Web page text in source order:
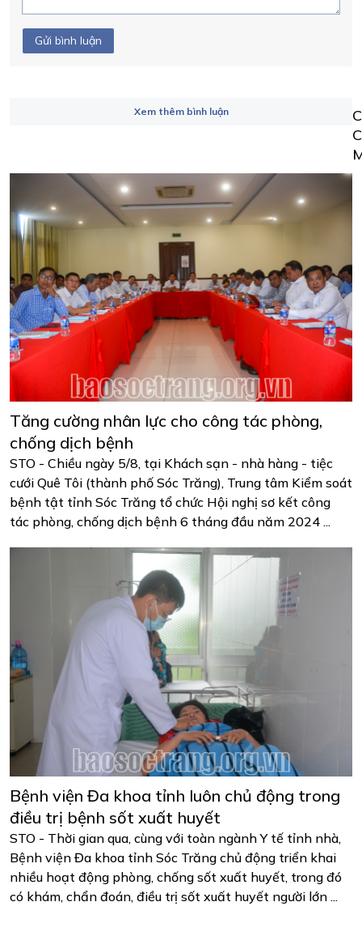
Gửi bình luận
Xem thêm bình luận
Tăng cường nhân lực cho công tác phòng,
chống dịch bệnh
STO - Chiều ngày 5/8, tại Khách sạn - nhà hàng - tiệc
cưới Quê Tôi (thành phố Sóc Trăng), Trung tâm Kiểm soát
bệnh tật tỉnh Sóc Trăng tổ chức Hội nghị sơ kết công
tác phòng, chống dịch bệnh 6 tháng đầu năm 2024 ...
Bệnh viện Đa khoa tỉnh luôn chủ động trong
điều trị bệnh sốt xuất huyết
STO - Thời gian qua, cùng với toàn ngành Y tế tỉnh nhà,
Bệnh viện Đa khoa tỉnh Sóc Trăng chủ động triển khai
nhiều hoạt động phòng, chống sốt xuất huyết, trong đó
có khám, chẩn đoán, điều trị sốt xuất huyết người lớn ...